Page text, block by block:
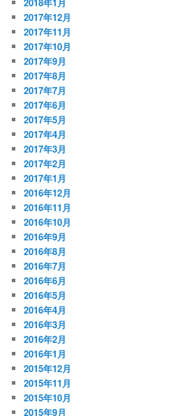
2018年1月
2017年12月
2017年11月
2017年10月
2017年9月
2017年8月
2017年7月
2017年6月
2017年5月
2017年4月
2017年3月
2017年2月
2017年1月
2016年12月
2016年11月
2016年10月
2016年9月
2016年8月
2016年7月
2016年6月
2016年5月
2016年4月
2016年3月
2016年2月
2016年1月
2015年12月
2015年11月
2015年10月
2015年9月